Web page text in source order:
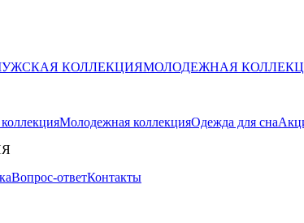
КОЛЛЕКЦИЯМОЛОДЕЖНАЯ
Молодежная коллекцияОдежда для сна
Вопрос-ответКонтакты